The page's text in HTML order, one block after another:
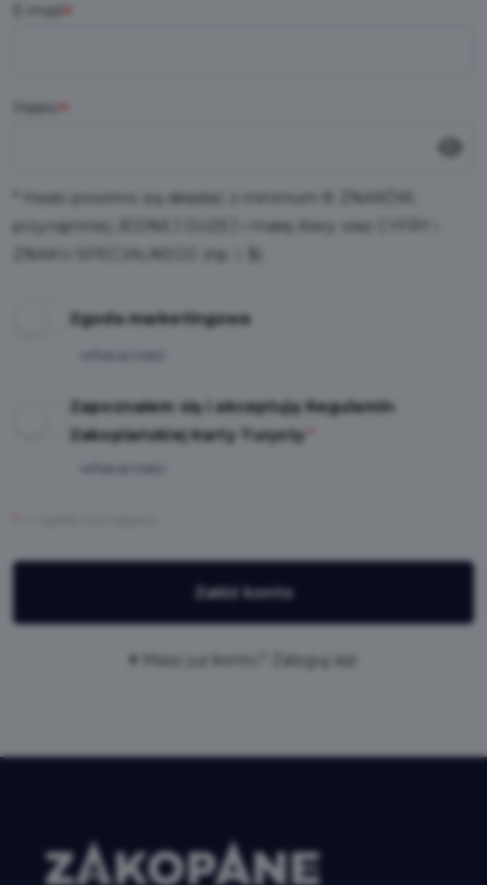
*
E-mail
*
Hasło
* Hasło powinno się składać z minimum 8 ZNAKÓW,
przynajmniej JEDNEJ DUŻEJ i małej litery oraz CYFRY i
ZNAKU SPECJALNEGO (np. !, $)
Zgoda marketingowa
Zapoznałem się i akceptuję Regulamin
Zakopiańskiej Karty Turysty
Załóż konto
Masz już konto? Zaloguj się!